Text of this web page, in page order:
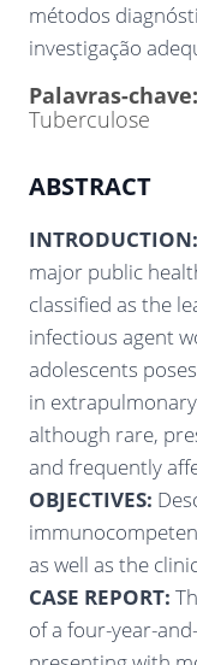
métodos
investigação
Palavras-chave:
Tuberculose
ABSTRACT
INTRODUCTION:
major public
classified as the
infectious agent
adolescents
in
although rare,
and frequently
OBJECTIVES:
as well as the
CASE REPORT:
of a four-year-